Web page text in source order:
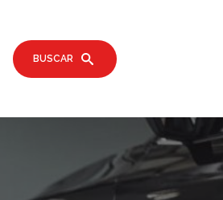
BUSCAR